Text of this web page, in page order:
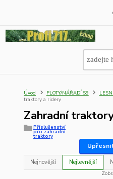
Úvod PLOTY/NÁŘADÍ.S9
traktory a ridery
Zahradní
Příslušenství
pro zahradní
traktory
Nejnovější Nejlevnější